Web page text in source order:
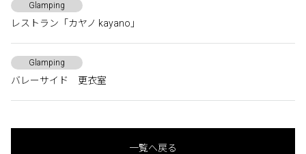
Glamping
レストラン「カヤノ kayano」
Glamping
バレーサイド 更衣室
一覧へ戻る